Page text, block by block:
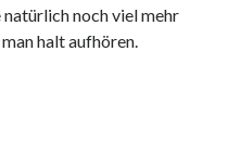
noch viel mehr
halt aufhören.